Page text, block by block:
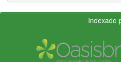
Indexado